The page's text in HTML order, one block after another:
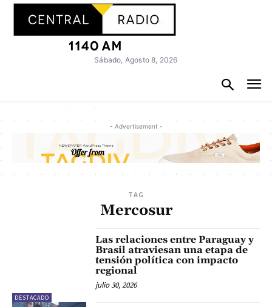
Sábado, Agosto 8, 2026
- Advertisement -
TAG
Mercosur
DESTACADO
Las relaciones entre Paraguay y
Brasil atraviesan una etapa de
tensión política con impacto
regional
julio 30, 2026